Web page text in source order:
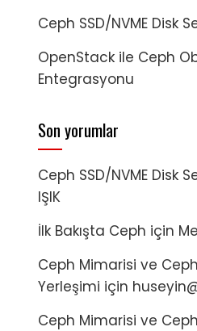
Ceph SSD/NVME Disk
OpenStack ile Ceph
Entegrasyonu
Son yorumlar
Ceph SSD/NVME Disk
IŞIK
İlk Bakışta Ceph için
Ceph Mimarisi ve
Yerleşimi için
Ceph Mimarisi ve